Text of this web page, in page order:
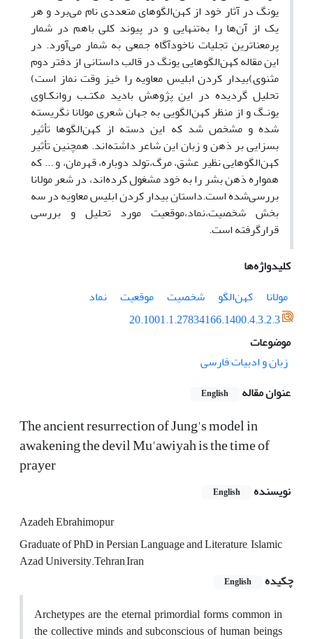
یونگ در آثار خود از کهن‌الگوهای متعددی نام می‌برد و هر
یک از آن‌ها را به‌تنهایی و در پیوند کلی باهم در شمار
پرمعناترین تجلیات ناخودآگاه جمعی به شمار می‌آورد. در
این مقاله کهن‌الگوهایی یونگ در قالب داستانی از دفتر دوم
مثنوی)بیدار کردن ابلیس معاویه را خیز وقت نماز است)
تحلیل گردیده در این پژوهش بادید مکتـب روانکـاوی
یونـگ و از منظر کهن‌الگویی به جهان شعری مولانا نگریسته
شده و مشخص شد که این دسته از کهن‌الگوها تأثیر
بسزایی بر ذهن و زبان این شاعر داشته‌اند. همچنین تأثیر
کهن‌الگوهایی نظیر عشق، مرگ،تولد دوباره، قهرمان، و ... که
همواره ذهن بشر را به خود مشغول کرده‌اند، در شعر مولانا
بررسی‌شده است.داستان بیدار کردن ابلیس معاویه در سه
بخش شخصیت،نماد،موقعیت مورد تحلیل و بررسی
قرارگرفته است.
کلیدواژه‌ها
مولانا
کهن‌الگو شخصیت موقعیت
نماد
20.1001.1.27834166.1400.4.3.2.3
موضوعات
زبان و ادبیات فارسی
عنوان مقاله
English
The ancient resurrection of Jung's model in
awakening the devil Mu'awiyah is the time of
prayer
نویسنده English
Azadeh Ebrahimopur
Graduate of PhD in Persian Language and Literature, Islamic
Azad University.Tehran,Iran
چکیده
English
Archetypes are the eternal primordial forms common in
the collective minds and subconscious of human beings